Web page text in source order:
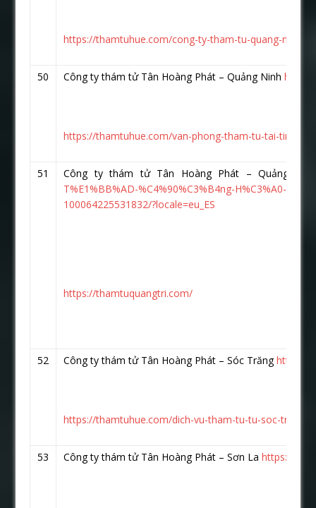
https://thamtuhue.com/cong-ty-tham-tu-quang-ngai-
50 Công ty thám tử Tân Hoàng Phát – Quảng Ninh
https://thamtuhue.com/van-phong-tham-tu-tai-tinh-
51 Công ty thám tử Tân Hoàng Phát – Quảng Trị
T%E1%BB%AD-%C4%90%C3%B4ng-H%C3%A0-
100064225531832/?locale=eu_ES
https://thamtuquangtri.com/
52 Công ty thám tử Tân Hoàng Phát – Sóc Trănghttps://
https://thamtuhue.com/dich-vu-tham-tu-tu-soc-
53 Công ty thám tử Tân Hoàng Phát – Sơn Lahttps://